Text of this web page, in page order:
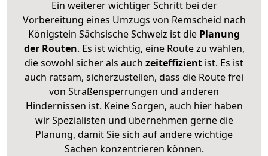
Ein weiterer wichtiger Schritt bei der
Vorbereitung eines Umzugs von Remscheid nach
Königstein Sächsische Schweiz ist die Planung
der Routen. Es ist wichtig, eine Route zu wählen,
die sowohl sicher als auch zeiteffizient ist. Es ist
auch ratsam, sicherzustellen, dass die Route frei
von Straßensperrungen und anderen
Hindernissen ist. Keine Sorgen, auch hier haben
wir Spezialisten und übernehmen gerne die
Planung, damit Sie sich auf andere wichtige
Sachen konzentrieren können.